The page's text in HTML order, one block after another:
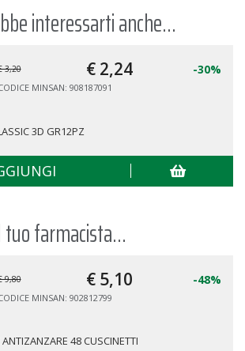
interessarti anche...
3,20 € 2,24 -30%
MINSAN: 908187091
3D GR12PZ
farmacista...
9,80 € 5,10 -48%
MINSAN: 902812799
ANTIZANZARE 48 CUSCINETTI